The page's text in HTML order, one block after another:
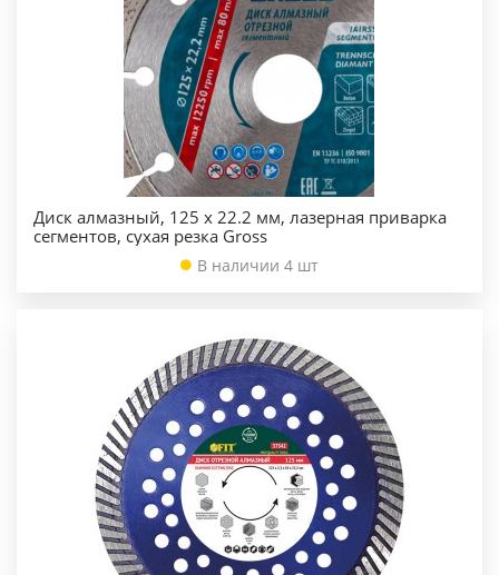
Диск алмазный, 125 х 22.2 мм, лазерная приварка
сегментов, сухая резка Gross
В наличии 4 шт